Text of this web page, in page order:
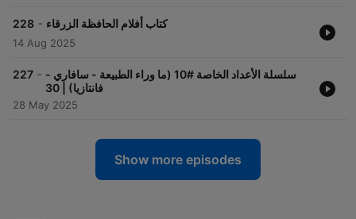
228 - كتاب أفلام الحافظة الزرقاء
14 Aug 2025
227 - سلسلة الأعداد الخاصة #10 (ما وراء الطبيعة - سافاري -
فانتازيا) | 30
28 May 2025
Show more episodes